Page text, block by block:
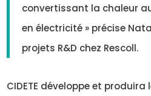
convertissant la chaleur
en électricité » précise
projets R&D chez Rescoll.
CIDETE développe et produira